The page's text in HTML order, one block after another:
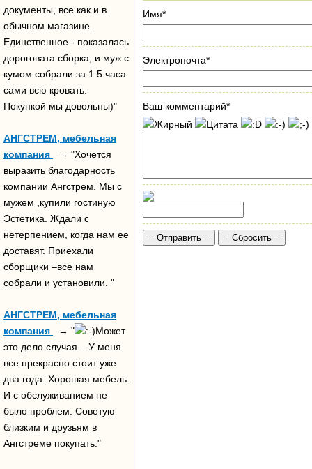
документы, все как и в
обычном магазине..
Единственное - показалась
дороговата сборка, и муж с
кумом собрали за 1.5 часа
сами всю кровать.
Покупкой мы довольны)"
АНГСТРЕМ, мебельная
компания
→ "Хочется
выразить благодарность
компании Ангстрем. Мы с
мужем ,купили гостиную
Эстетика. Ждали с
нетерпением, когда нам ее
доставят. Приехали
сборщики –все нам
собрали и установили. "
АНГСТРЕМ, мебельная
компания
→ "
Может
это дело случая... У меня
все прекрасно стоит уже
два года. Хорошая мебель.
И с обслуживанием не
было проблем. Советую
близким и друзьям в
Ангстреме покупать."
Имя*
Электропочта*
Ваш комментарий*